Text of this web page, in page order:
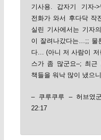
기사용. 갑자기 기자->
전화가 와서 후다닥 작
실린 기사에서는 기자
이 잘려나갔다는…;; 물
다… (아니 저 사람이 저
스가 좀 많군요–; 최근
책들을 워낙 많이 냈으
– 쿠루쿠루 – 허브였
22:17